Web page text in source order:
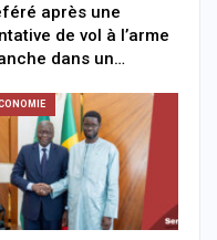
après une
de vol à l’arme
dans un…